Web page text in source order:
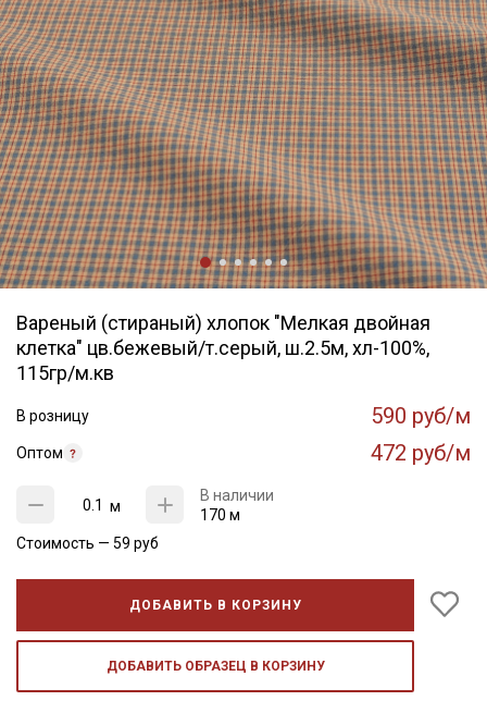
Вареный (стираный) хлопок "Мелкая двойная
клетка" цв.бежевый/т.серый, ш.2.5м, хл-100%,
115гр/м.кв
В розницу 590 руб/м
Оптом 472 руб/м
м
В наличии
170 м
Стоимость — 59 руб
ДОБАВИТЬ В КОРЗИНУ
ДОБАВИТЬ ОБРАЗЕЦ В КОРЗИНУ